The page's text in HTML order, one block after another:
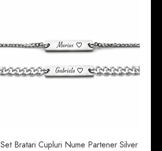
Set Bratari Cupluri Nume Partener Silver